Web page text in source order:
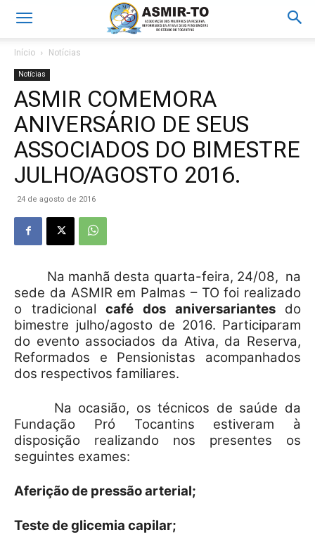
Início Notícias
Notícias
ASMIR COMEMORA
ANIVERSÁRIO DE SEUS
ASSOCIADOS DO BIMESTRE
JULHO/AGOSTO 2016.
24 de agosto de 2016
Na manhã desta quarta-feira, 24/08, na
sede da ASMIR em Palmas – TO foi realizado
o tradicional café dos aniversariantes do
bimestre julho/agosto de 2016. Participaram
do evento associados da Ativa, da Reserva,
Reformados e Pensionistas acompanhados
dos respectivos familiares.
Na ocasião, os técnicos de saúde da
Fundação Pró Tocantins estiveram à
disposição realizando nos presentes os
seguintes exames:
Aferição de pressão arterial;
Teste de glicemia capilar;